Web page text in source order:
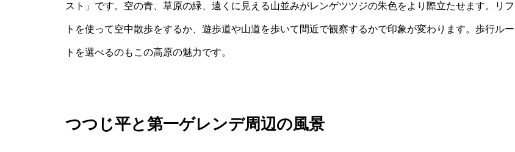
スト」です。空の青、草原の緑、遠くに見える山並みがレンゲツツジの朱色をより際立たせます。リフ
トを使って空中散歩をするか、遊歩道や山道を歩いて間近で観察するかで印象が変わります。歩行ルー
トを選べるのもこの高原の魅力です。
つつじ平と第一ゲレンデ周辺の風景